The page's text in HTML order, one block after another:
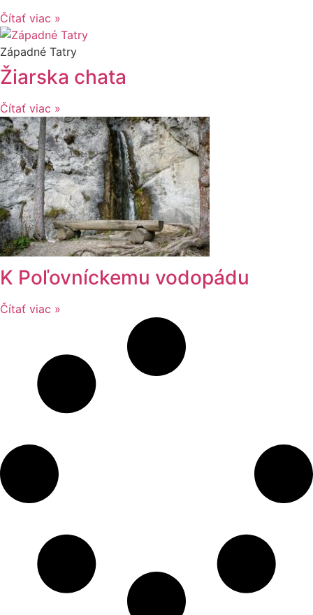
Čítať viac »
Západné Tatry
Žiarska chata
Čítať viac »
K Poľovníckemu vodopádu
Čítať viac »